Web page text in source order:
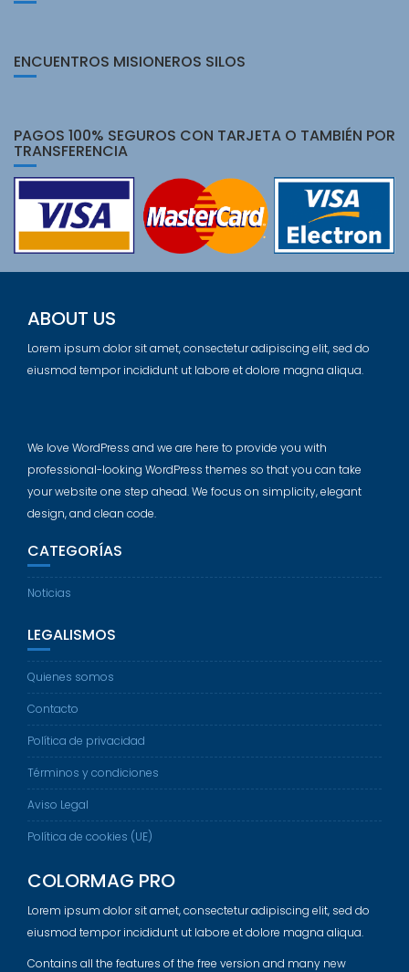
ENCUENTROS MISIONEROS SILOS
PAGOS 100% SEGUROS CON TARJETA O TAMBIÉN POR
TRANSFERENCIA
ABOUT US
Lorem ipsum dolor sit amet, consectetur adipiscing elit, sed do
eiusmod tempor incididunt ut labore et dolore magna aliqua.
We love WordPress and we are here to provide you with
professional-looking WordPress themes so that you can take
your website one step ahead. We focus on simplicity, elegant
design, and clean code.
CATEGORÍAS
Noticias
LEGALISMOS
Quienes somos
Contacto
Política de privacidad
Términos y condiciones
Aviso Legal
Política de cookies (UE)
COLORMAG PRO
Lorem ipsum dolor sit amet, consectetur adipiscing elit, sed do
eiusmod tempor incididunt ut labore et dolore magna aliqua.
Contains all the features of the free version and many new